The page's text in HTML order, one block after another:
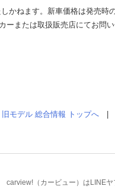
かねます。新車価格は発売時
または取扱販売店にてお問い
モデル 総合情報 トップへ
carview!（カービュー）はLINE